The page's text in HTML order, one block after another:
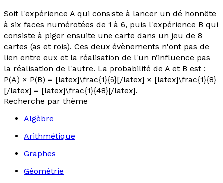
Soit l'expérience A qui consiste à lancer un dé honnête
à six faces numérotées de 1 à 6, puis l'expérience B qui
consiste à piger ensuite une carte dans un jeu de 8
cartes (as et rois). Ces deux évènements n'ont pas de
lien entre eux et la réalisation de l'un n’influence pas
la réalisation de l'autre. La probabilité de A et B est :
P(A) × P(B) = [latex]\frac{1}{6}[/latex] × [latex]\frac{1}{8}
[/latex] = [latex]\frac{1}{48}[/latex].
Recherche par thème
Algèbre
Arithmétique
Graphes
Géométrie